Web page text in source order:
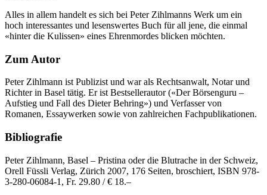
Alles in allem handelt es sich bei Peter Zihlmanns Werk um ein
hoch interessantes und lesenswertes Buch für all jene, die einmal
«hinter die Kulissen» eines Ehrenmordes blicken möchten.
Zum Autor
Peter Zihlmann ist Publizist und war als Rechtsanwalt, Notar und
Richter in Basel tätig. Er ist Bestsellerautor («Der Börsenguru –
Aufstieg und Fall des Dieter Behring») und Verfasser von
Romanen, Essaywerken sowie von zahlreichen Fachpublikationen.
Bibliografie
Peter Zihlmann, Basel – Pristina oder die Blutrache in der Schweiz,
Orell Füssli Verlag, Zürich 2007, 176 Seiten, broschiert, ISBN 978-
3-280-06084-1, Fr. 29.80 / € 18.–